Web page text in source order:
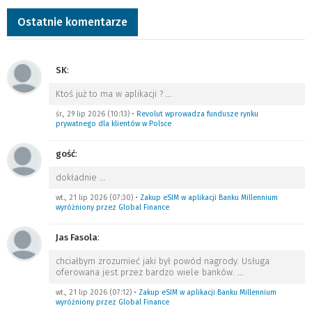
Ostatnie komentarze
SK:
Ktoś już to ma w aplikacji ? …
śr., 29 lip 2026 (10:13) • Revolut wprowadza fundusze rynku
prywatnego dla klientów w Polsce
gość:
dokładnie …
wt., 21 lip 2026 (07:30) • Zakup eSIM w aplikacji Banku Millennium
wyróżniony przez Global Finance
Jas Fasola:
chciałbym zrozumieć jaki był powód nagrody. Usługa
oferowana jest przez bardzo wiele banków. …
wt., 21 lip 2026 (07:12) • Zakup eSIM w aplikacji Banku Millennium
wyróżniony przez Global Finance